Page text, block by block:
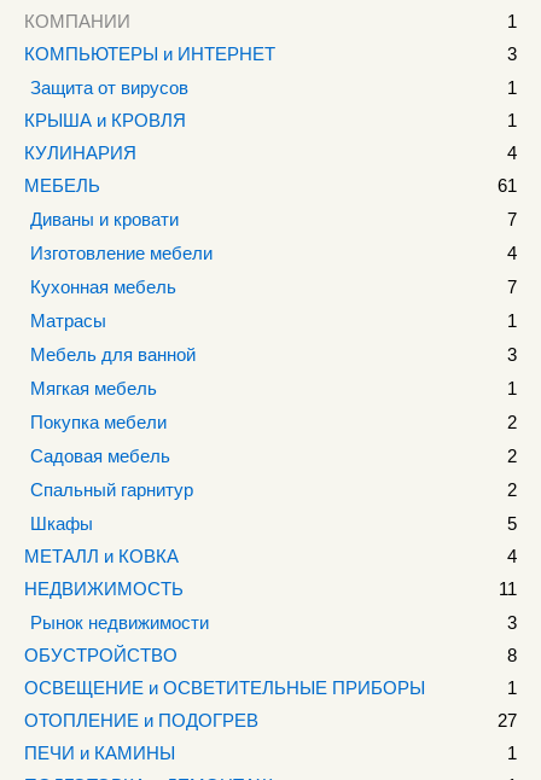
КОМПАНИИ
1
КОМПЬЮТЕРЫ и ИНТЕРНЕТ
3
Защита от вирусов
1
КРЫША и КРОВЛЯ
1
КУЛИНАРИЯ
4
МЕБЕЛЬ
61
Диваны и кровати
7
Изготовление мебели
4
Кухонная мебель
7
Матрасы
1
Мебель для ванной
3
Мягкая мебель
1
Покупка мебели
2
Садовая мебель
2
Спальный гарнитур
2
Шкафы
5
МЕТАЛЛ и КОВКА
4
НЕДВИЖИМОСТЬ
11
Рынок недвижимости
3
ОБУСТРОЙСТВО
8
ОСВЕЩЕНИЕ и ОСВЕТИТЕЛЬНЫЕ ПРИБОРЫ
1
ОТОПЛЕНИЕ и ПОДОГРЕВ
27
ПЕЧИ и КАМИНЫ
1